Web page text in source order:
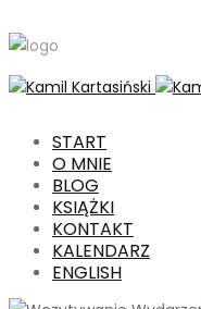
START
O MNIE
BLOG
KSIĄŻKI
KONTAKT
KALENDARZ
ENGLISH